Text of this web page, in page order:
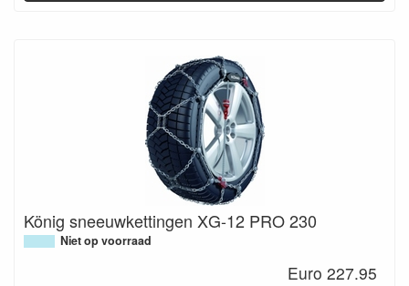
König sneeuwkettingen XG-12 PRO 230
Niet op voorraad
Euro 227.95